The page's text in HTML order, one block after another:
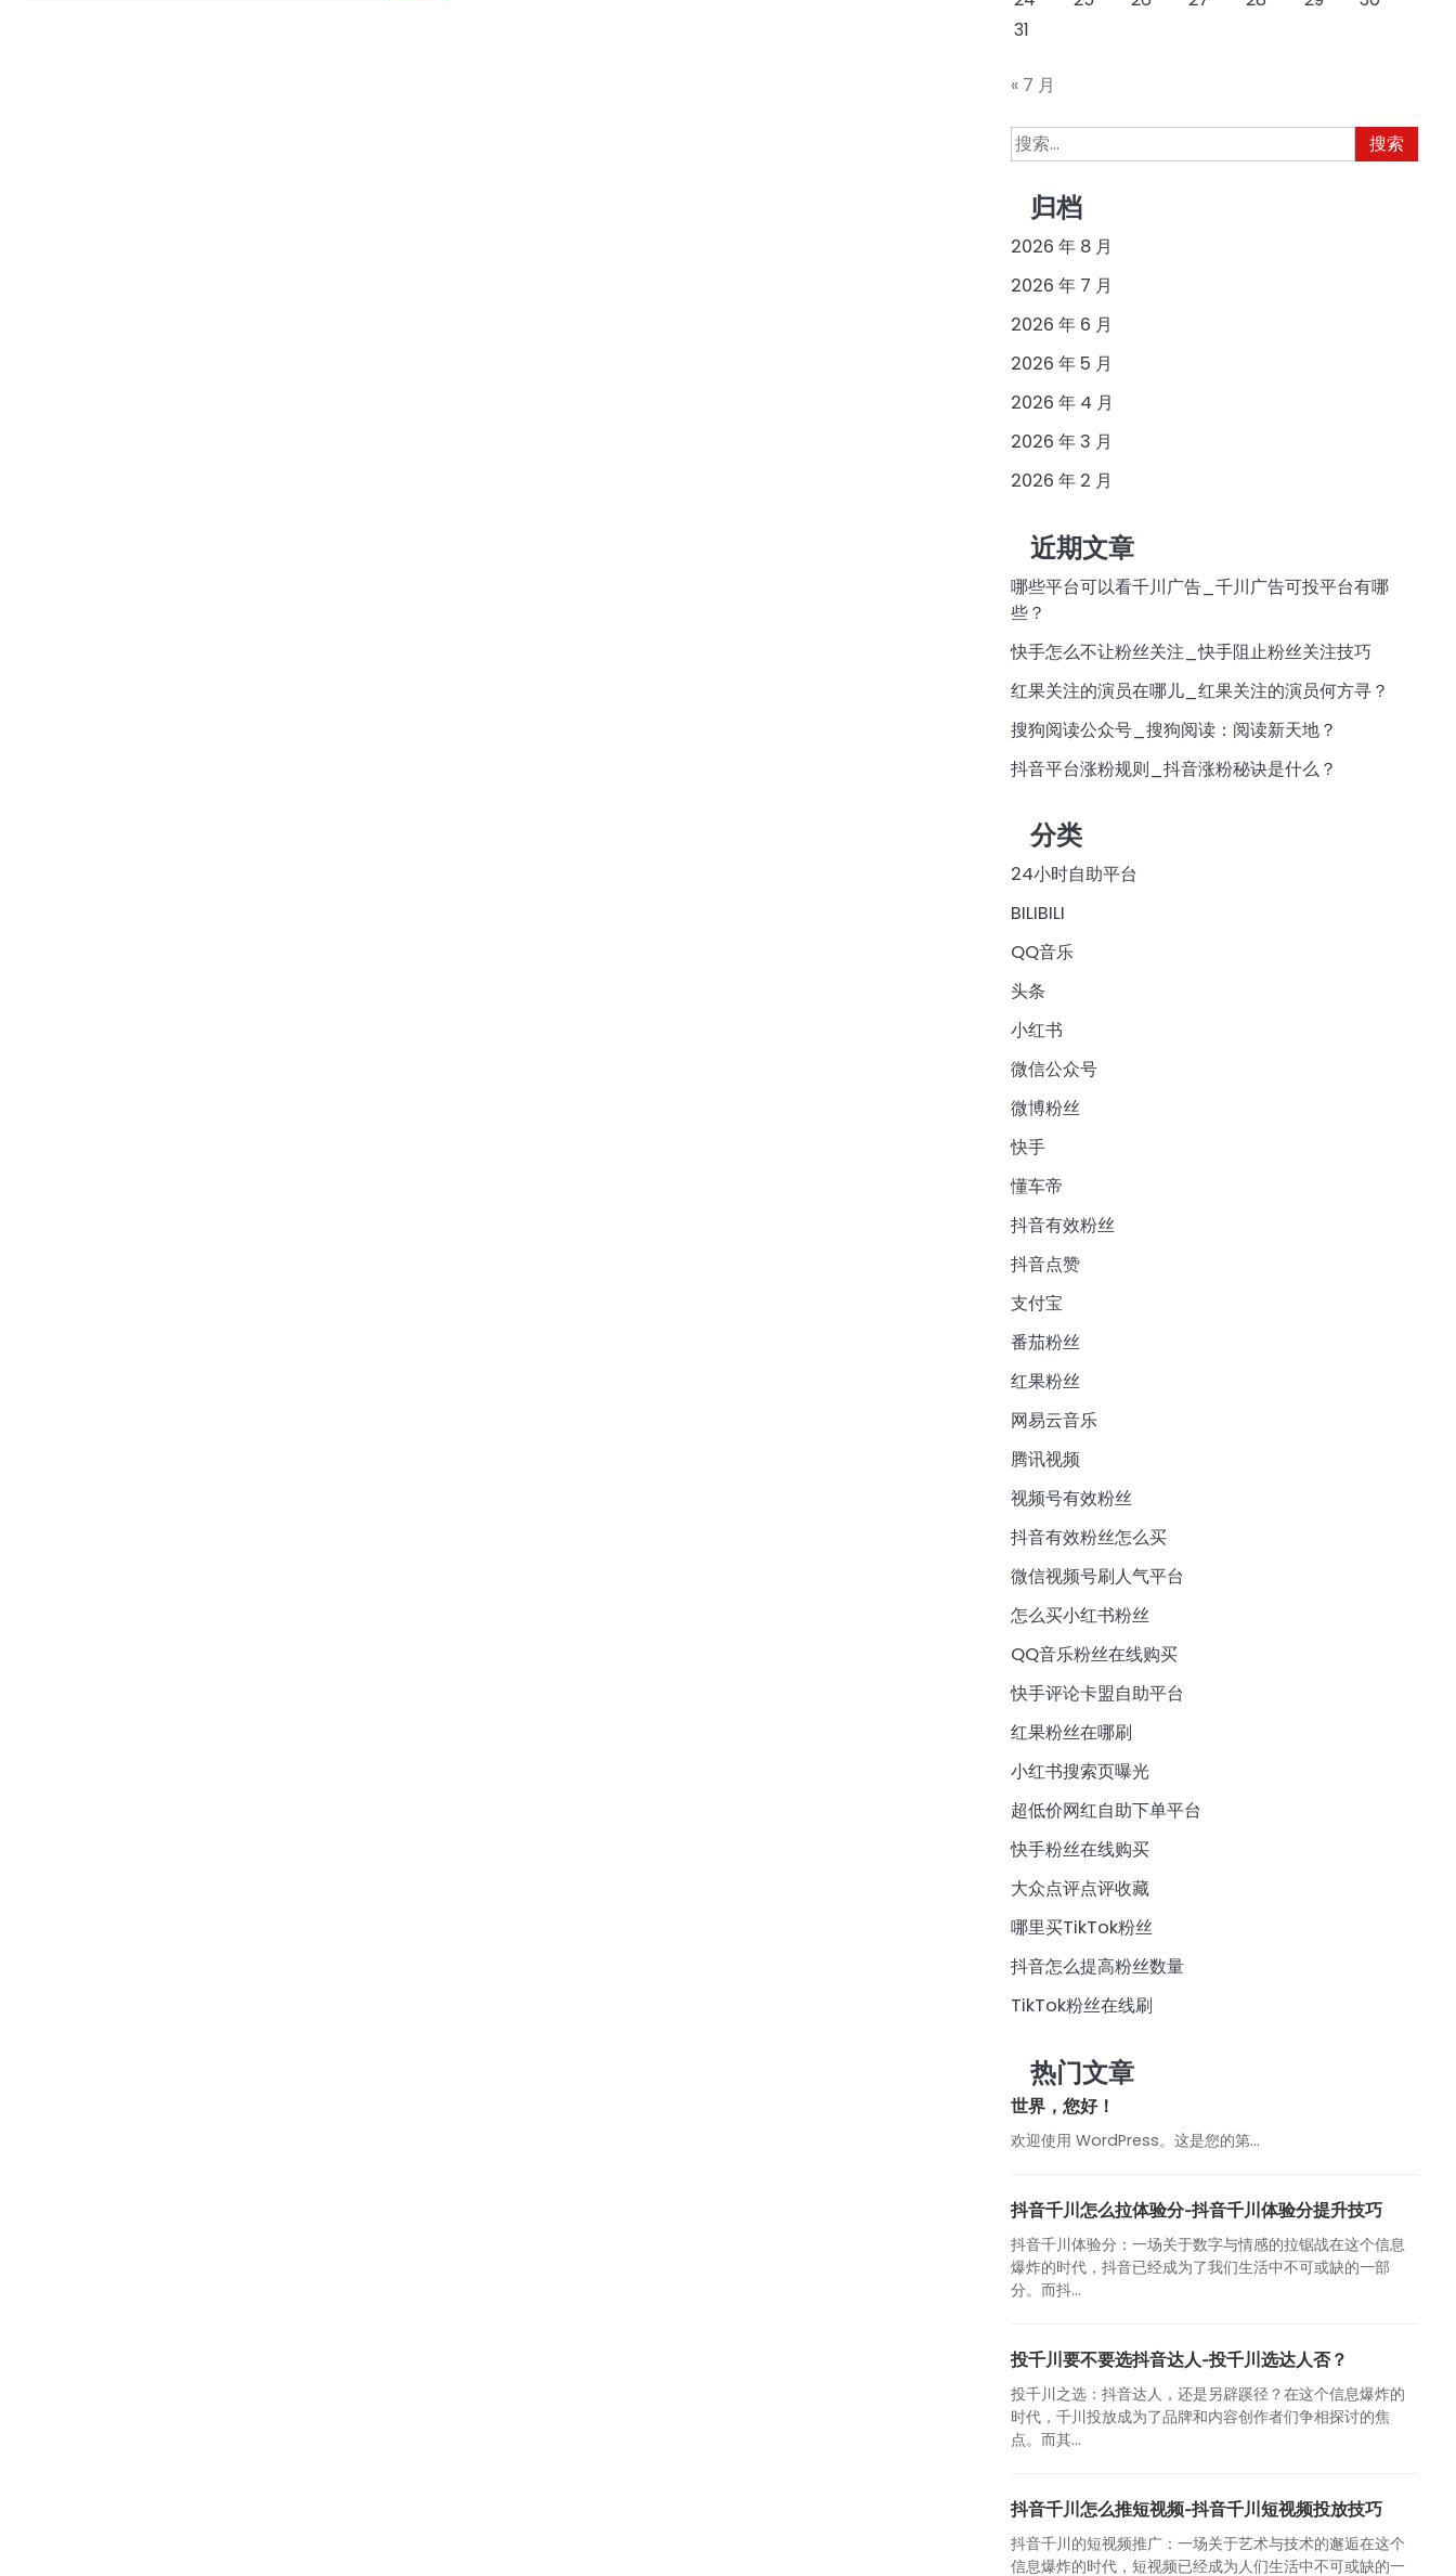
31
« 7 月
搜
索：
归档
2026 年 8 月
2026 年 7 月
2026 年 6 月
2026 年 5 月
2026 年 4 月
2026 年 3 月
2026 年 2 月
近期文章
哪些平台可以看千川广告_千川广告可投平台有哪
些？
快手怎么不让粉丝关注_快手阻止粉丝关注技巧
红果关注的演员在哪儿_红果关注的演员何方寻？
搜狗阅读公众号_搜狗阅读：阅读新天地？
抖音平台涨粉规则_抖音涨粉秘诀是什么？
分类
24小时自助平台
BILIBILI
QQ音乐
头条
小红书
微信公众号
微博粉丝
快手
懂车帝
抖音有效粉丝
抖音点赞
支付宝
番茄粉丝
红果粉丝
网易云音乐
腾讯视频
视频号有效粉丝
抖音有效粉丝怎么买
微信视频号刷人气平台
怎么买小红书粉丝
QQ音乐粉丝在线购买
快手评论卡盟自助平台
红果粉丝在哪刷
小红书搜索页曝光
超低价网红自助下单平台
快手粉丝在线购买
大众点评点评收藏
哪里买TikTok粉丝
抖音怎么提高粉丝数量
TikTok粉丝在线刷
热门文章
世界，您好！
欢迎使用 WordPress。这是您的第…
抖音千川怎么拉体验分-抖音千川体验分提升技巧
抖音千川体验分：一场关于数字与情感的拉锯战在这个信息
爆炸的时代，抖音已经成为了我们生活中不可或缺的一部
分。而抖...
投千川要不要选抖音达人-投千川选达人否？
投千川之选：抖音达人，还是另辟蹊径？在这个信息爆炸的
时代，千川投放成为了品牌和内容创作者们争相探讨的焦
点。而其...
抖音千川怎么推短视频-抖音千川短视频投放技巧
抖音千川的短视频推广：一场关于艺术与技术的邂逅在这个
信息爆炸的时代，短视频已经成为人们生活中不可或缺的一